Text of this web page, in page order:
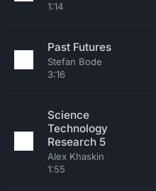
1:14
Past Futures
Stefan Bode
3:16
Science
Technology
Research 5
Alex Khaskin
1:55